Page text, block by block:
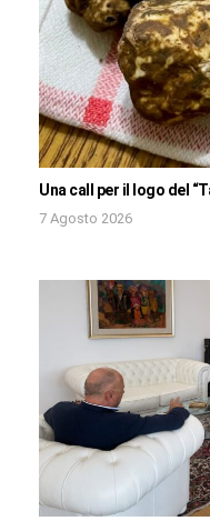
Una call per il logo del
7 Agosto 2026